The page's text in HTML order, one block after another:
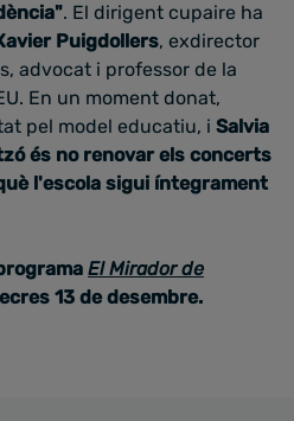
. El dirigent cupaire ha
Puigdollers, exdirector
advocat i professor de la
En un moment donat,
pel model educatiu, i Salvia
és no renovar els concerts
l'escola sigui íntegrament
El Mirador de
13 de desembre.